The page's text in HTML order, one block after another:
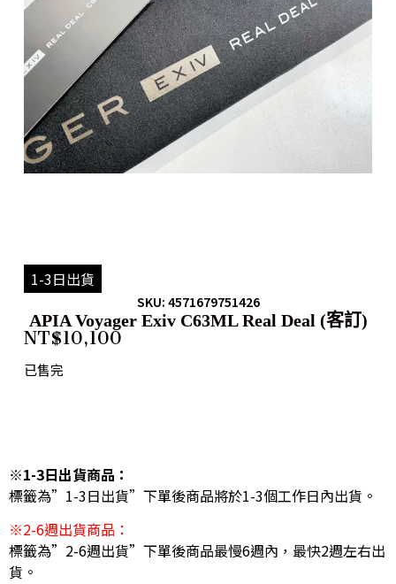
1-3日出貨
SKU: 4571679751426
APIA Voyager Exiv C63ML Real Deal (客訂)
NT$10,100
已售完
※1-3日出貨商品：
標籤為”1-3日出貨”下單後商品將於1-3個工作日內出貨。
※2-6週出貨商品：
標籤為”2-6週出貨”下單後商品最慢6週內，最快2週左右出
貨。